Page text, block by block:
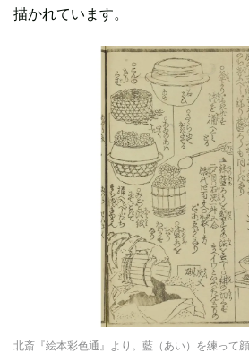
描かれています。
北斎『絵本彩色通』より。藍（あい）を練って